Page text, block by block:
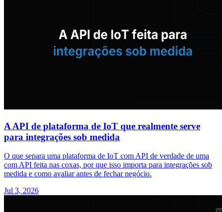
A API de plataforma de IoT que realmente serve
para integrações sob medida
O que separa uma plataforma de IoT com API de verdade de uma
com API feita nas coxas, por que isso importa para integrações sob
medida e como avaliar antes de fechar negócio.
Jul 3, 2026